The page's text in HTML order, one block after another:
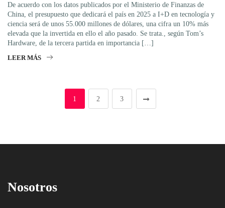
De acuerdo con los datos publicados por el Ministerio de Finanzas de
China, el presupuesto que dedicará el país en 2025 a I+D en tecnología y
ciencia será de unos 55.000 millones de dólares, una cifra un 10% más
elevada que la invertida en ello el año pasado. Se trata., según Tom’s
Hardware, de la tercera partida en importancia […]
LEER MÁS
1 2 3
Nosotros